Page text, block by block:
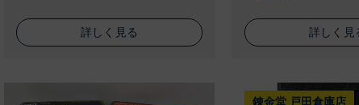
詳しく見る 詳しく見
錬金堂 戸田倉庫店